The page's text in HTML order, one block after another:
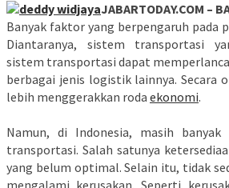
JABARTODAY.COM –
Banyak faktor yang berpengaruh pada
Diantaranya, sistem transportasi
sistem transportasi dapat
berbagai jenis logistik lainnya. Secara
lebih menggerakkan roda ekonomi.
Namun, di Indonesia, masih banyak
transportasi. Salah satunya
yang belum optimal. Selain itu, tidak